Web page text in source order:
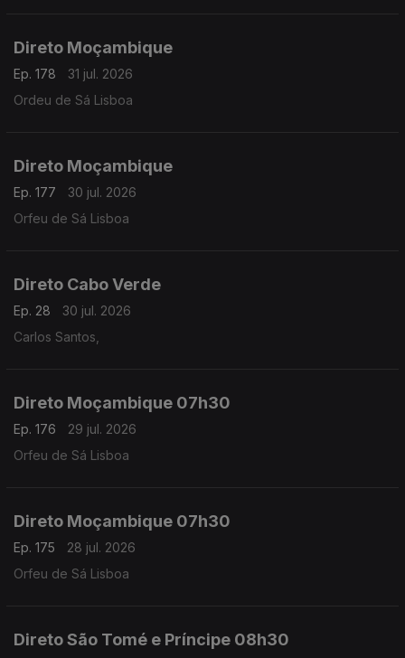
Direto Moçambique
Ep. 178
31 jul. 2026
Ordeu de Sá Lisboa
Direto Moçambique
Ep. 177
30 jul. 2026
Orfeu de Sá Lisboa
Direto Cabo Verde
Ep. 28
30 jul. 2026
Carlos Santos,
Direto Moçambique 07h30
Ep. 176
29 jul. 2026
Orfeu de Sá Lisboa
Direto Moçambique 07h30
Ep. 175
28 jul. 2026
Orfeu de Sá Lisboa
Direto São Tomé e Príncipe 08h30